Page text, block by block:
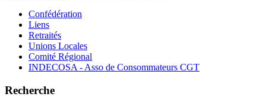
Confédération
Liens
Retraités
Unions Locales
Comité Régional
INDECOSA - Asso de Consommateurs CGT
Recherche